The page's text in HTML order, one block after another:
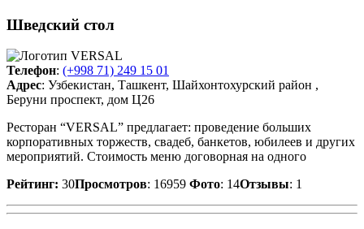
Шведский стол
Телефон: (+998 71) 249 15 01
Адрес: Узбекистан, Ташкент, Шайхонтохурский район ,
Беруни проспект, дом Ц26
Ресторан “VERSAL” предлагает: проведение больших
корпоративных торжеств, свадеб, банкетов, юбилеев и других
мероприятий. Стоимость меню договорная на одного
Рейтинг: 30Просмотров: 16959 Фото: 14Отзывы: 1